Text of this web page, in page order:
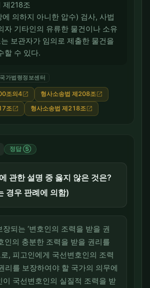
제218조
의하지 아니한 압수) 검사, 사법
자 기타인의 유류한 물건이나 소유
보관자가 임의로 제출한 물건을
할 수 있다.
국가법령정보센터
조의4 open_in_new 형사소송법 제208조 open_in_new
조 open_in_new 형사소송법 제218조 open_in_new
정답 ⑤
관한 설명 중 옳지 않은 것은?
경우 판례에 의함)
장되는 ‘변호인의 조력을 받을 권
인의 충분한 조력을 받을 권리를
, 피고인에게 국선변호인의 조력
리를 보장하여야 할 국가의 의무에
이 국선변호인의 실질적 조력을 받